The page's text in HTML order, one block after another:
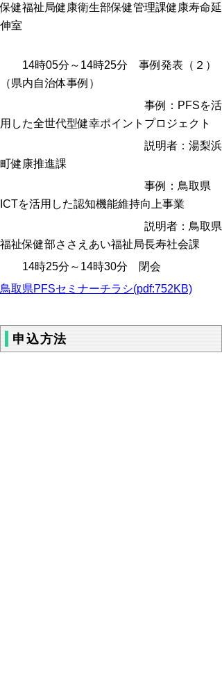
保健福祉局健康衛生部保健管理課健康寿命延
伸室
14時05分～14時25分 事例発表（２）
（県内自治体事例）
事例： PFSを活
用した全世代型健幸ポイントプロジェクト
説明者： 湯梨浜
町健康推進課
事例： 鳥取県
ICTを活用した認知機能維持向上事業
説明者： 鳥取県
福祉保健部ささえあい福祉局長寿社会課
14時25分～14時30分 閉会
鳥取県PFSセミナーチラシ(pdf:752KB)
申込方法